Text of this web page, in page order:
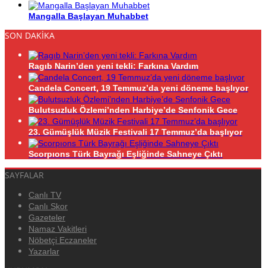
Mangalla Başlayan Muhabbet
SON DAKİKA
Ragıb Narin’den yeni tekli: Farkına Vardım
Candela Concert, 19 Temmuz’da yeni döneme başlıyor
Bulutsuzluk Özlemi’nden Harbiye’de Senfonik Gece
23. Gümüşlük Müzik Festivali 17 Temmuz’da başlıyor
Scorpıons Türk Bayrağı Eşliğinde Sahneye Çıktı
SAYFALAR
Canlı TV
Canlı Skor
Gazeteler
Namaz Vakitleri
Nöbetçi Eczaneler
Yazarlar